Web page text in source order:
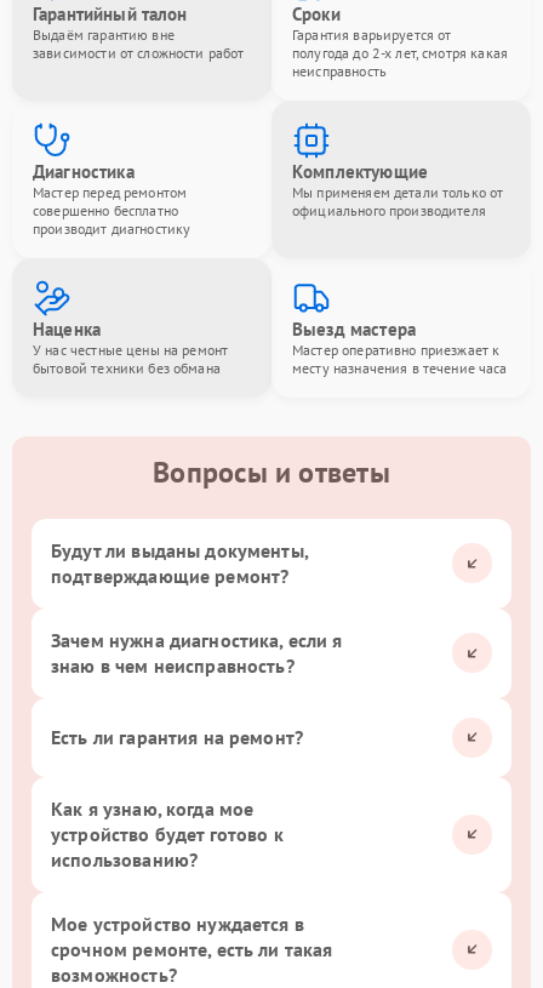
Гарантийный талон
Выдаём гарантию вне
зависимости от сложности работ
Сроки
Гарантия варьируется от
полугода до 2-х лет, смотря какая
неисправность
Диагностика
Мастер перед ремонтом
совершенно бесплатно
производит диагностику
Комплектующие
Мы применяем детали только от
официального производителя
Наценка
У нас честные цены на ремонт
бытовой техники без обмана
Выезд мастера
Мастер оперативно приезжает к
месту назначения в течение часа
Вопросы и ответы
Будут ли выданы документы,
подтверждающие ремонт?
Зачем нужна диагностика, если я
знаю в чем неисправность?
Есть ли гарантия на ремонт?
Как я узнаю, когда мое
устройство будет готово к
использованию?
Мое устройство нуждается в
срочном ремонте, есть ли такая
возможность?